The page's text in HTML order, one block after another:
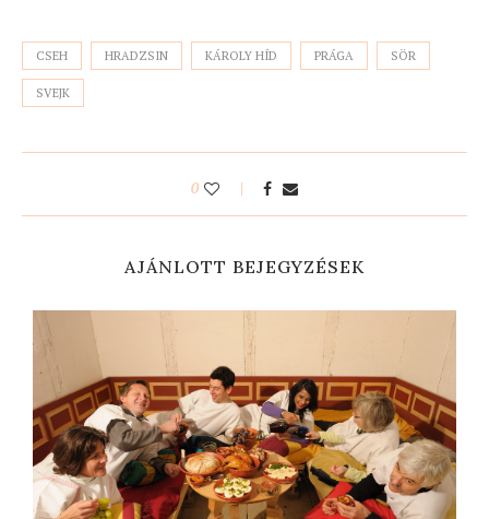
CSEH HRADZSIN KÁROLY HÍD PRÁGA SÖR
SVEJK
0
AJÁNLOTT BEJEGYZÉSEK